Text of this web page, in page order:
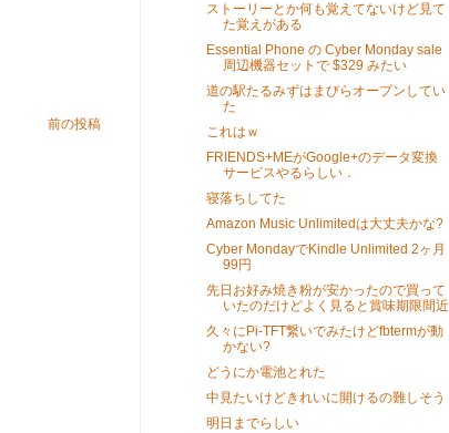
前の投稿
ストーリーとか何も覚えてないけど見て
た覚えがある
Essential Phone の Cyber Monday sale
周辺機器セットで $329 みたい
道の駅たるみずはまびらオープンしてい
た
これはｗ
FRIENDS+MEがGoogle+のデータ変換
サービスやるらしい．
寝落ちしてた
Amazon Music Unlimitedは大丈夫かな?
Cyber MondayでKindle Unlimited 2ヶ月
99円
先日お好み焼き粉が安かったので買って
いたのだけどよく見ると賞味期限間近
久々にPi-TFT繋いでみたけどfbtermが動
かない?
どうにか電池とれた
中見たいけどきれいに開けるの難しそう
明日までらしい